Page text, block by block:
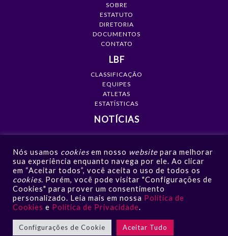
SOBRE
ESTATUTO
DIRETORIA
DOCUMENTOS
CONTATO
LBF
CLASSIFICAÇÃO
EQUIPES
ATLETAS
ESTATÍSTICAS
NOTÍCIAS
GALERIAS
VÍDEOS
NOTÍCIAS
CONTATO
LBF - Liga de Basquete Feminino © 2026 | Todos os direitos
Nós usamos cookies em nosso website para melhorar
sua experiência enquanto navega por ele. Ao clicar
em “Aceitar todos”, você aceita o uso de todos os
cookies. Porém, você pode visitar "Configurações de
Cookies" para prover um consentimento
personalizado. Leia mais em nossa Política de
Cookies e Política de Privacidade.
Configurações de Cookie Aceitar Tudo